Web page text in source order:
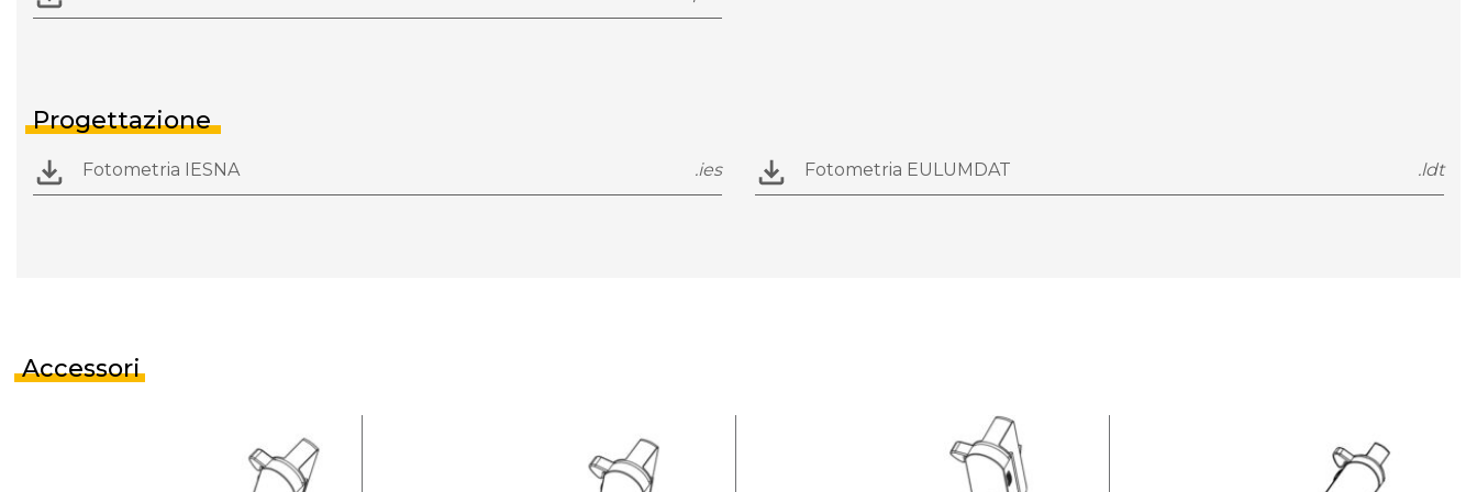
Progettazione
Fotometria IESNA .ies Fotometria EULUMDAT .ldt
Accessori